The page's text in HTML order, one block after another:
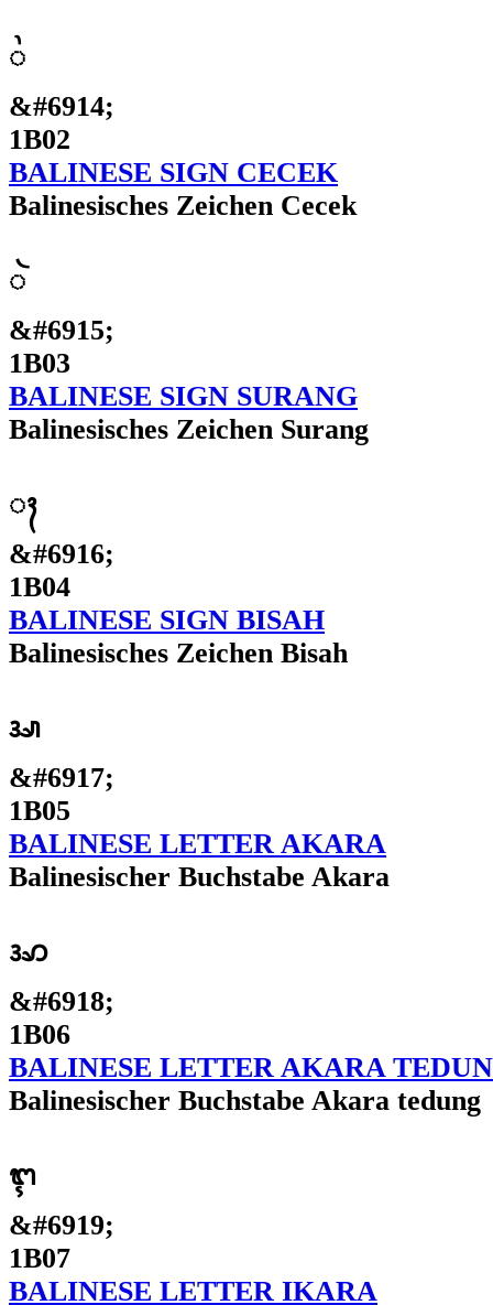
ᬂ
&#6914;
1B02
BALINESE SIGN CECEK
Balinesisches Zeichen Cecek
ᬃ
&#6915;
1B03
BALINESE SIGN SURANG
Balinesisches Zeichen Surang
ᬄ
&#6916;
1B04
BALINESE SIGN BISAH
Balinesisches Zeichen Bisah
ᬅ
&#6917;
1B05
BALINESE LETTER AKARA
Balinesischer Buchstabe Akara
ᬆ
&#6918;
1B06
BALINESE LETTER AKARA
Balinesischer Buchstabe Akara tedung
ᬇ
&#6919;
1B07
BALINESE LETTER IKARA